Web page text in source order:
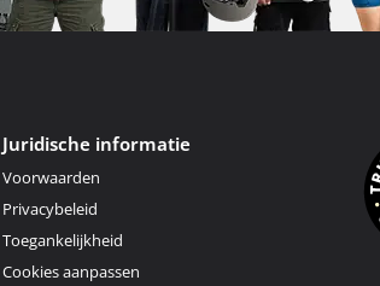
Juridische informatie
Voorwaarden
Privacybeleid
Toegankelijkheid
Cookies aanpassen